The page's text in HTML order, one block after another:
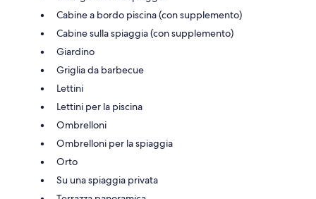
Cabine a bordo piscina (con supplemento)
Cabine sulla spiaggia (con supplemento)
Giardino
Griglia da barbecue
Lettini
Lettini per la piscina
Ombrelloni
Ombrelloni per la spiaggia
Orto
Su una spiaggia privata